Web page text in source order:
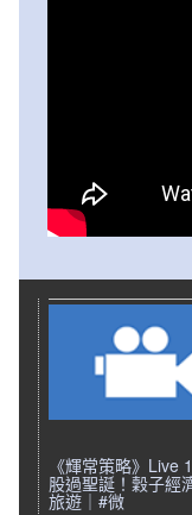
《輝常策略》Live
股過聖誕！穀子經
旅遊｜#微